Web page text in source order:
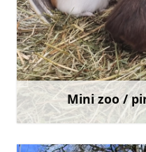
Mini zoo /
+371 29 423 474
Doties